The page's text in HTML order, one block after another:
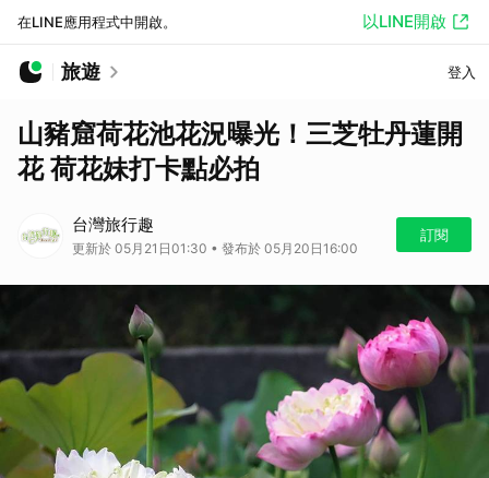
在LINE應用程式中開啟。 以LINE開啟
旅遊 登入
山豬窟荷花池花況曝光！三芝牡丹蓮開
花 荷花妹打卡點必拍
台灣旅行趣
更新於 05月21日01:30 • 發布於 05月20日16:00
訂閱